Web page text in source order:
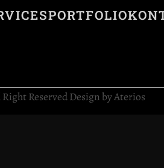
PORTFOLIO
Reserved Design by Aterios